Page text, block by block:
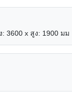
: 3600 x สูง: 1900 มม